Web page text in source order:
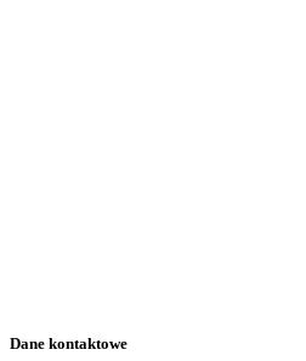
Dane kontaktowe